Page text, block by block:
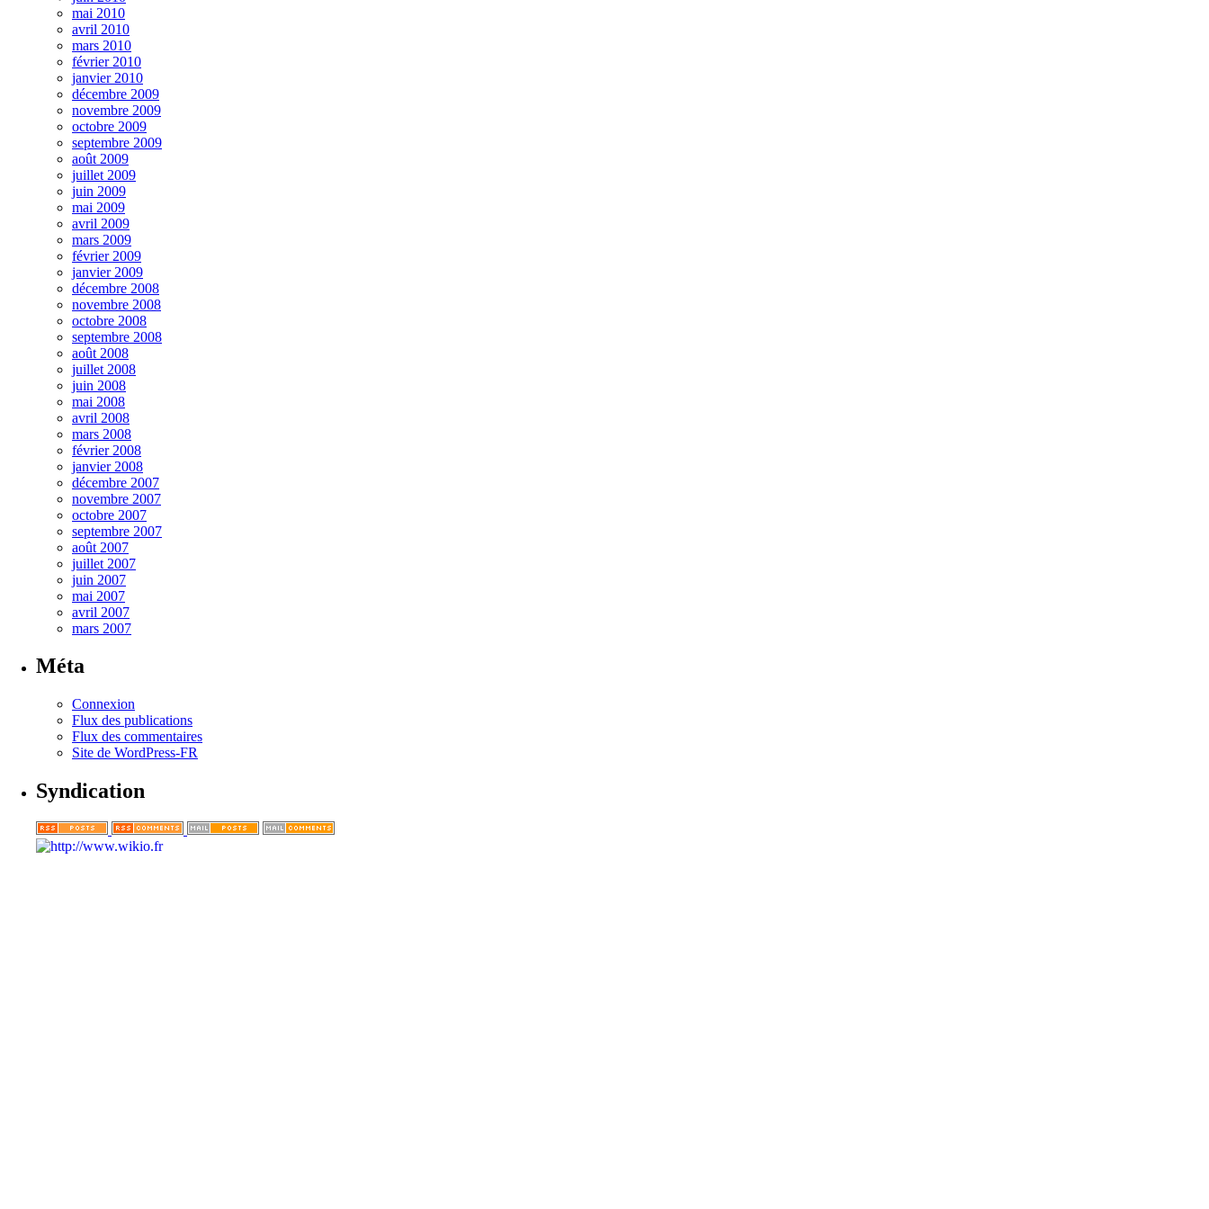
mai 2010
avril 2010
mars 2010
février 2010
janvier 2010
décembre 2009
novembre 2009
octobre 2009
septembre 2009
août 2009
juillet 2009
juin 2009
mai 2009
avril 2009
mars 2009
février 2009
janvier 2009
décembre 2008
novembre 2008
octobre 2008
septembre 2008
août 2008
juillet 2008
juin 2008
mai 2008
avril 2008
mars 2008
février 2008
janvier 2008
décembre 2007
novembre 2007
octobre 2007
septembre 2007
août 2007
juillet 2007
juin 2007
mai 2007
avril 2007
mars 2007
Méta
Connexion
Flux des publications
Flux des commentaires
Site de WordPress-FR
Syndication